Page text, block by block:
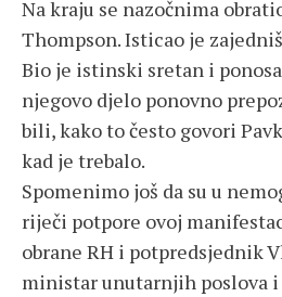
Na kraju se nazočnima
Thompson. Isticao je
Bio je istinski sretan i
njegovo djelo ponovno
bili, kako to često govori
kad je trebalo.
Spomenimo još da su u
riječi potpore ovoj
obrane RH i potpredsjednik
ministar unutarnjih poslova